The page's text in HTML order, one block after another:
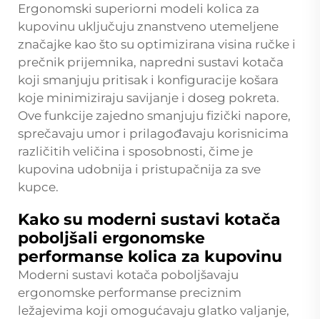
Ergonomski superiorni modeli kolica za
kupovinu uključuju znanstveno utemeljene
značajke kao što su optimizirana visina ručke i
prečnik prijemnika, napredni sustavi kotača
koji smanjuju pritisak i konfiguracije košara
koje minimiziraju savijanje i doseg pokreta.
Ove funkcije zajedno smanjuju fizički napore,
sprečavaju umor i prilagođavaju korisnicima
različitih veličina i sposobnosti, čime je
kupovina udobnija i pristupačnija za sve
kupce.
Kako su moderni sustavi kotača
poboljšali ergonomske
performanse kolica za kupovinu
Moderni sustavi kotača poboljšavaju
ergonomske performanse preciznim
ležajevima koji omogućavaju glatko valjanje,